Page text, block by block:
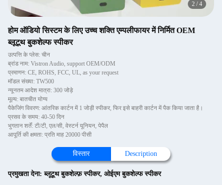
2 /4
होम ऑडियो सिस्टम के लिए उच्च शक्ति एम्पलीफायर में निर्मित OEM
ब्लूटूथ बुकशेल्फ स्पीकर
उत्पत्ति के प्लेस: चीन
ब्रांड नाम: Vistron Audio, support OEM/ODM
प्रमाणन: CE, ROHS, FCC, UL, as your request
मॉडल संख्या: TW500
न्यूनतम आदेश मात्रा: 300 जोड़े
मूल्य: बातचीत योग्य
पैकेजिंग विवरण: आंतरिक कार्टन में 1 जोड़ी स्पीकर, फिर इसे बाहरी कार्टन में पैक किया जाता है।
प्रसव के समय: 40-50 दिन
भुगतान शर्तें: टी/टी, एल/सी, वेस्टर्न यूनियन, पेपैल
आपूर्ति की क्षमता: प्रति माह 20000 पीसी
विस्तार Description
प्रमुखता देना:ब्लूटूथ बुकशेल्फ़ स्पीकर, ओईएम बुकशेल्फ स्पीकर